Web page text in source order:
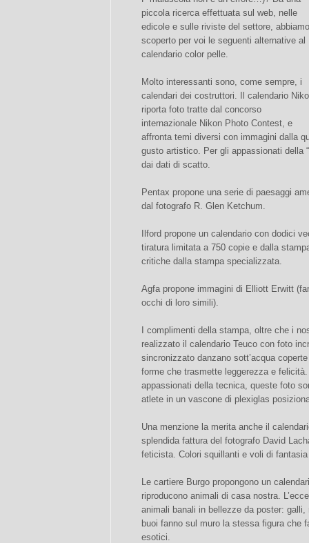
piccola ricerca effettuata sul web, nelle
edicole e sulle riviste del settore, abbiamo
scoperto per voi le seguenti alternative al
calendario color pelle.
Molto interessanti sono, come sempre, i
calendari dei costruttori. Il calendario
riporta foto tratte dal concorso
internazionale Nikon Photo Contest, e
affronta temi diversi con immagini dalla
gusto artistico. Per gli appassionati della
dai dati di scatto.
Pentax propone una serie di paesaggi
dal fotografo R. Glen Ketchum.
Ilford propone un calendario con dodici
tiratura limitata a 750 copie e dalla
critiche dalla stampa specializzata.
Agfa propone immagini di Elliott Erwitt
occhi di loro simili).
I complimenti della stampa, oltre che i
realizzato il calendario Teuco con foto
sincronizzato danzano sott’acqua
forme che trasmette leggerezza e
appassionati della tecnica, queste foto
atlete in un vascone di plexiglas
Una menzione la merita anche il
splendida fattura del fotografo David
feticista. Colori squillanti e voli di fantasia
Le cartiere Burgo propongono un
riproducono animali di casa nostra.
animali banali in bellezze da poster:
buoi fanno sul muro la stessa figura che
esotici.